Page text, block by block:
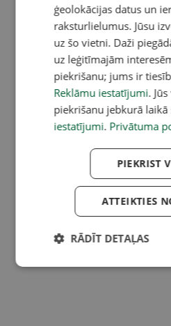
ģeolokācijas datus un
raksturlielumus. Jūsu
uz šo vietni. Daži
uz leģitīmajām
piekrišanu; jums ir
Reklāmu iestatījumi.
piekrišanu jebkurā laikā
iestatījumi. Privātuma
PIEKRIST
ATTEIKTIES
RĀDĪT DETAĻAS